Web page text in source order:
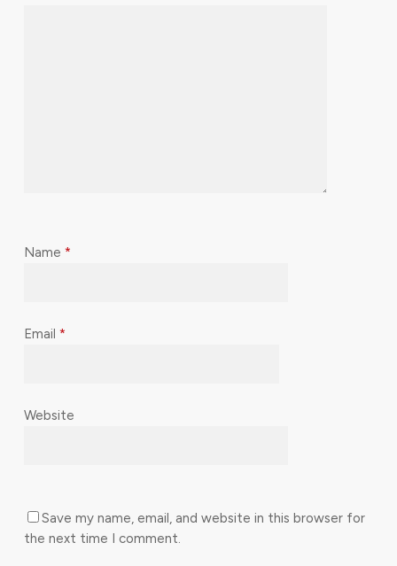
Name *
Email *
Website
Save my name, email, and website in this browser for
the next time I comment.